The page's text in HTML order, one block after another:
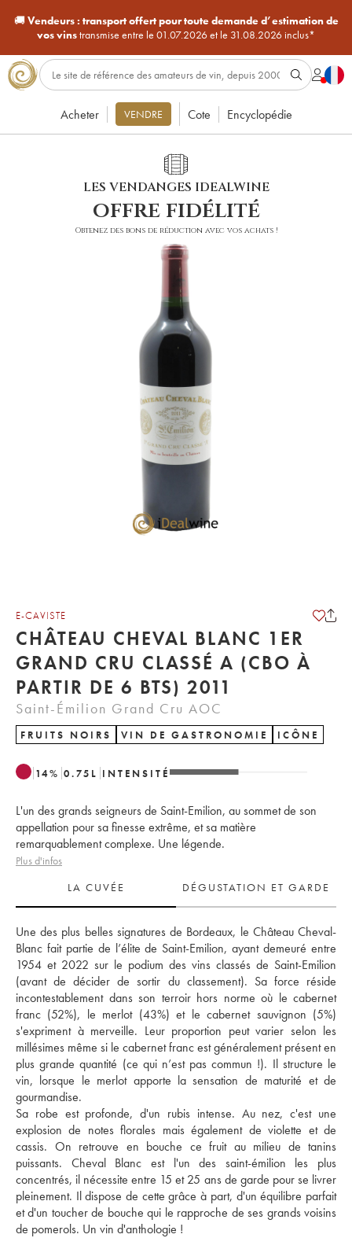
🚚Vendeurs : transport offert pour toute demande d’estimation de
vos vinstransmise entre le 01.07.2026 et le 31.08.2026 inclus*
Acheter VENDRE Cote Encyclopédie
LES VENDANGES IDEALWINE
offre fidélité
Obtenez des bons de réduction avec vos achats !
E-CAVISTE
CHÂTEAU CHEVAL BLANC 1ER
GRAND CRU CLASSÉ A (CBO À
PARTIR DE 6 BTS) 2011
Saint-Émilion Grand Cru AOC
FRUITS NOIRS VIN DE GASTRONOMIE ICÔNE
14% 0.75 L INTENSITÉ
L'un des grands seigneurs de Saint-Emilion, au sommet de son
appellation pour sa finesse extrême, et sa matière
remarquablement complexe. Une légende.
Plus d'infos
LA CUVÉE
DÉGUSTATION ET GARDE
Une des plus belles signatures de Bordeaux, le Château Cheval-
Blanc fait partie de l’élite de Saint-Emilion, ayant demeuré entre
1954 et 2022 sur le podium des vins classés de Saint-Emilion
(avant de décider de sortir du classement). Sa force réside
incontestablement dans son terroir hors norme où le cabernet
franc (52%), le merlot (43%) et le cabernet sauvignon (5%)
s'expriment à merveille. Leur proportion peut varier selon les
millésimes même si le cabernet franc est généralement présent en
plus grande quantité (ce qui n’est pas commun !). Il structure le
vin, lorsque le merlot apporte la sensation de maturité et de
gourmandise.
Sa robe est profonde, d'un rubis intense. Au nez, c'est une
explosion de notes florales mais également de violette et de
cassis. On retrouve en bouche ce fruit au milieu de tanins
puissants. Cheval Blanc est l'un des saint-émilion les plus
concentrés, il nécessite entre 15 et 25 ans de garde pour se livrer
pleinement. Il dispose de cette grâce à part, d'un équilibre parfait
et d'un toucher de bouche qui le rapproche de ses grands voisins
de pomerols. Un vin d'anthologie !